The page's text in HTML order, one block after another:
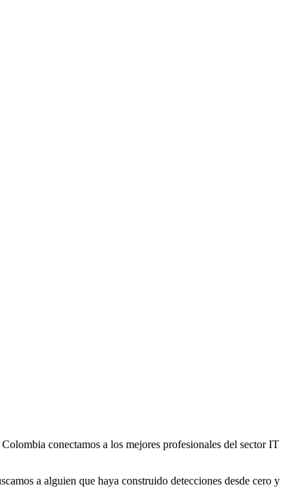
conectamos a los mejores profesionales del sector IT
a alguien que haya construido detecciones desde cero y